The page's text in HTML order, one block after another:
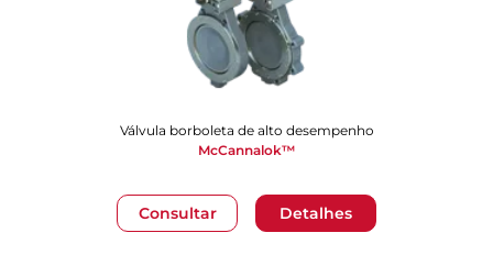
Consultar Detalhes
Válvula borboleta de alto desempenho
McCannalok™